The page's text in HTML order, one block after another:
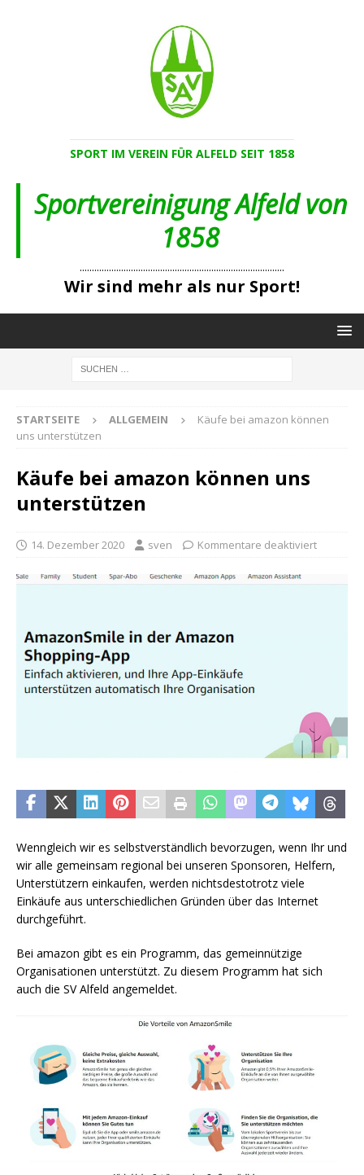
SPORT IM VEREIN FÜR ALFELD SEIT 1858
Sportvereinigung Alfeld von
1858
....................................................................................
Wir sind mehr als nur Sport!
STARTSEITE ALLGEMEIN
Käufe bei amazon können
uns unterstützen
Käufe bei amazon können uns
unterstützen
14. Dezember 2020 sven Kommentare deaktiviert
Wenngleich wir es selbstverständlich bevorzugen, wenn Ihr und
wir alle gemeinsam regional bei unseren Sponsoren, Helfern,
Unterstützern einkaufen, werden nichtsdestotrotz viele
Einkäufe aus unterschiedlichen Gründen über das Internet
durchgeführt.
Bei amazon gibt es ein Programm, das gemeinnützige
Organisationen unterstützt. Zu diesem Programm hat sich
auch die SV Alfeld angemeldet.